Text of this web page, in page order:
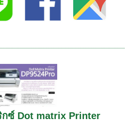
กซ์ Dot matrix Printer